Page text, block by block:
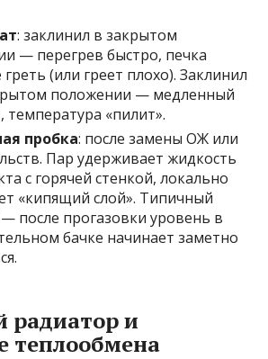
: заклинил в закрытом
— перегрев быстро, печка
(или греет плохо). Заклинил
положении — медленный
температура «пилит».
пробка: после замены ОЖ или
Пар удерживает жидкость
с горячей стенкой, локально
«кипящий слой». Типичный
после прогазовки уровень в
бачке начинает заметно
радиатор и
теплообмена